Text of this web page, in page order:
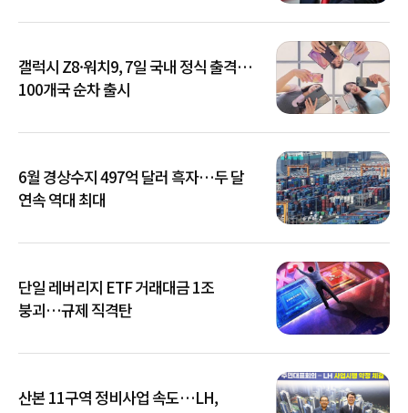
갤럭시 Z8·워치9, 7일 국내 정식 출격…
100개국 순차 출시
6월 경상수지 497억 달러 흑자…두 달
연속 역대 최대
단일 레버리지 ETF 거래대금 1조
붕괴…규제 직격탄
산본 11구역 정비사업 속도…LH,